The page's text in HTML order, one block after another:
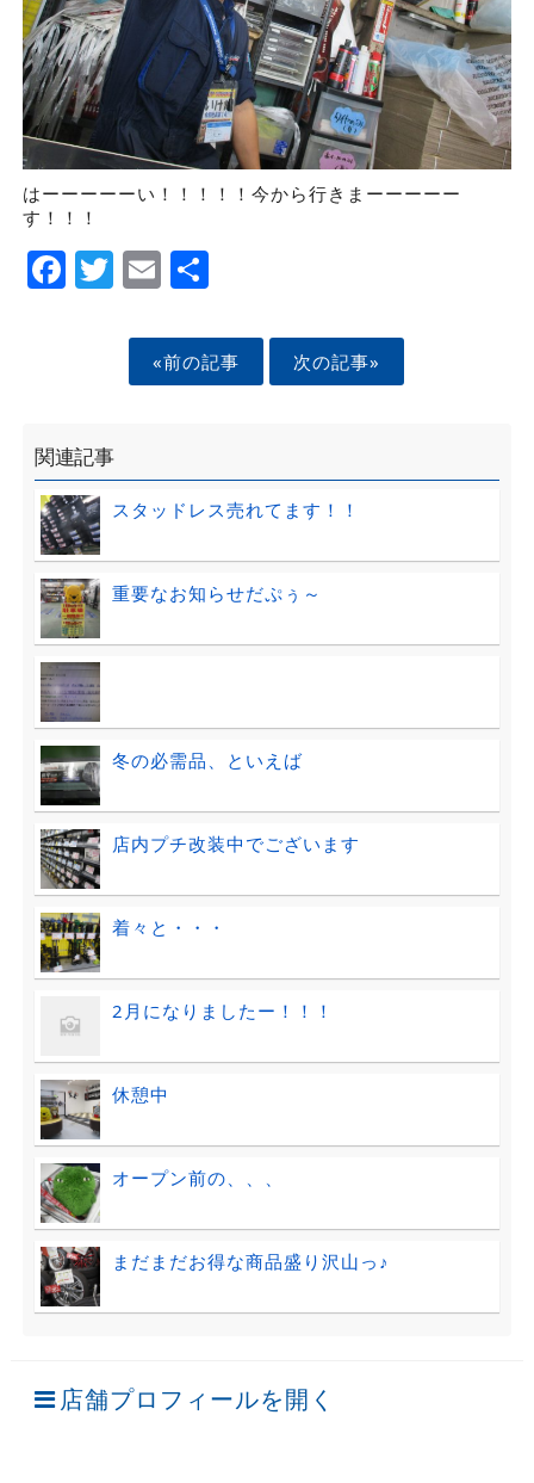
はーーーーーい！！！！！今から行きまーーーーー
す！！！
Facebook
Twitter
EmailShare
«前の記事 次の記事»
関連記事
スタッドレス売れてます！！
重要なお知らせだぷぅ～
冬の必需品、といえば
店内プチ改装中でございます
着々と・・・
2月になりましたー！！！
休憩中
オープン前の、、、
まだまだお得な商品盛り沢山っ♪
店舗プロフィールを開く